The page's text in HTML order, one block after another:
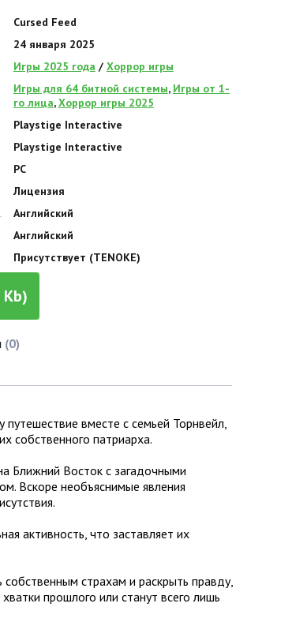
Cursed Feed
24 января 2025
Игры 2025 года / Хоррор игры
Игры для 64 битной системы, Игры от 1-
го лица,Хоррор игры 2025
Playstige Interactive
Playstige Interactive
PC
Лицензия
Английский
Английский
Присутствует (TENOKE)
(0)
вместе с семьей Торнвейл,
собственного патриарха.
Ближний Восток с загадочными
Вскоре необъяснимые явления
активность, что заставляет их
страхам и раскрыть правду,
прошлого или станут всего лишь